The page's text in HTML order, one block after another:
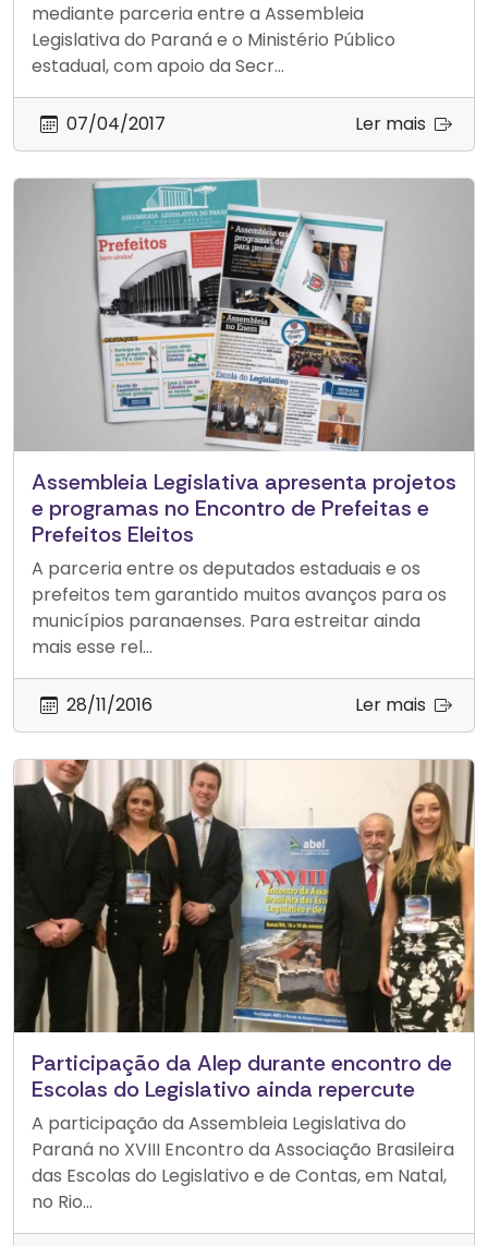
mediante parceria entre a Assembleia
Legislativa do Paraná e o Ministério Público
estadual, com apoio da Secr...
07/04/2017 Ler mais
Assembleia Legislativa apresenta projetos
e programas no Encontro de Prefeitas e
Prefeitos Eleitos
A parceria entre os deputados estaduais e os
prefeitos tem garantido muitos avanços para os
municípios paranaenses. Para estreitar ainda
mais esse rel...
28/11/2016 Ler mais
Participação da Alep durante encontro de
Escolas do Legislativo ainda repercute
A participação da Assembleia Legislativa do
Paraná no XVIII Encontro da Associação Brasileira
das Escolas do Legislativo e de Contas, em Natal,
no Rio...